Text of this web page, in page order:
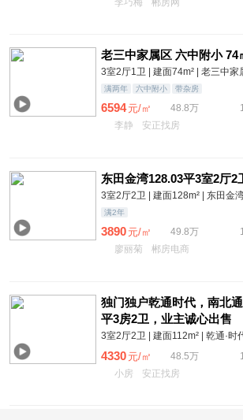
老三中家属区 六中附小 74
3室2厅1卫 | 建面74m² | 老三中家
满两年 六中附小 带杂房
6594 元/㎡ 48.8万
李静
安正找房
东田金湾128.03平3室2厅2
3室2厅2卫 | 建面128m² | 东田金
满2年
3890 元/㎡ 49.8万
廖丽菊
郴房电商
独门独户乾通时代，南北
平3房2卫，业主诚心出售
3室2厅2卫 | 建面112m² | 乾通·时
4330 元/㎡ 48.5万
小房
安正找房